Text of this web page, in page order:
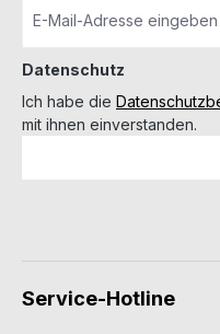
Datenschutz
Ich habe die
mit ihnen einverstanden.
Service-Hotline